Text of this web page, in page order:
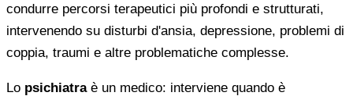
condurre percorsi terapeutici più profondi e strutturati,
intervenendo su disturbi d'ansia, depressione, problemi di
coppia, traumi e altre problematiche complesse.
Lo psichiatraè un medico: interviene quando è